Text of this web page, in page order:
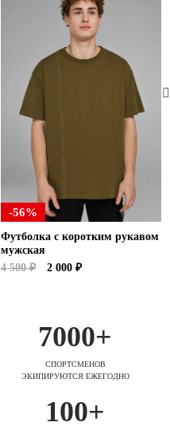
-56%
Футболка с коротким рукавом
мужская
4 500 ₽
2 000 ₽
7000+
СПОРТСМЕНОВ
ЭКИПИРУЮТСЯ ЕЖЕГОДНО
100+